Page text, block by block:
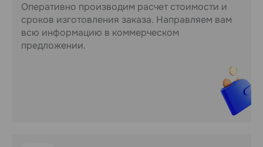
Оперативно производим расчет стоимости и
сроков изготовления заказа. Направляем вам
всю информацию в коммерческом
предложении.